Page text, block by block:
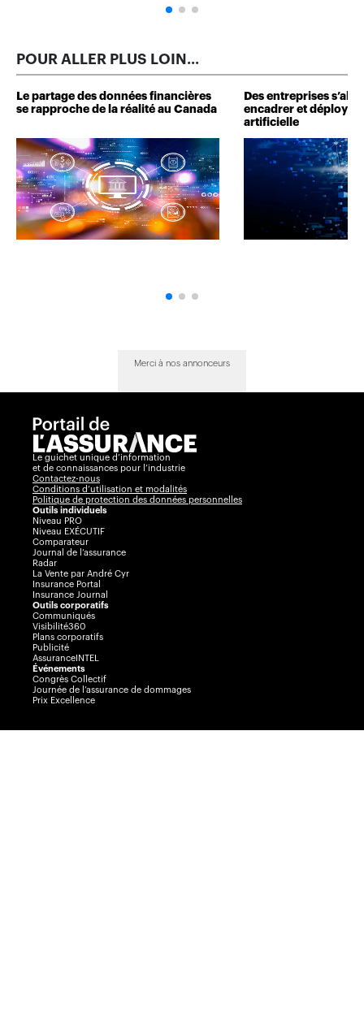
POUR ALLER PLUS LOIN...
Le partage des données financières
se rapproche de la réalité au Canada
Des entreprises
encadrer et déployer
artificielle
Merci à nos annonceurs
Le guichet unique d’information
et de connaissances pour l’industrie
Contactez-nous
Conditions d’utilisation et modalités
Politique de protection des données personnelles
Outils individuels
Niveau PRO
Niveau EXÉCUTIF
Comparateur
Journal de l’assurance
Radar
La Vente par André Cyr
Insurance Portal
Insurance Journal
Outils corporatifs
Communiqués
Visibilité360
Plans corporatifs
Publicité
AssuranceINTEL
Événements
Congrès Collectif
Journée de l’assurance de dommages
Prix Excellence